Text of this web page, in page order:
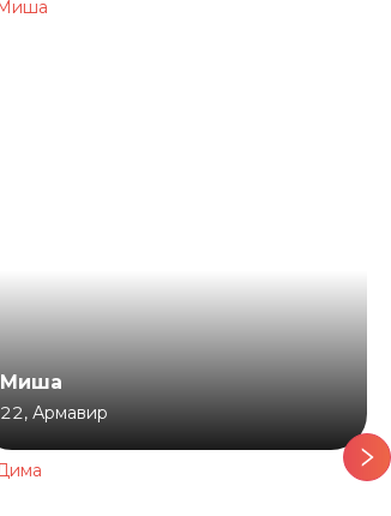
Миша
22, Армавир